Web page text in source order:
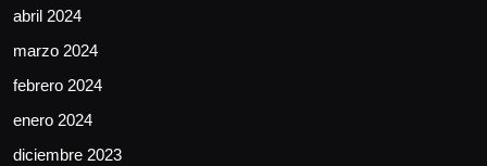
abril 2024
marzo 2024
febrero 2024
enero 2024
diciembre 2023